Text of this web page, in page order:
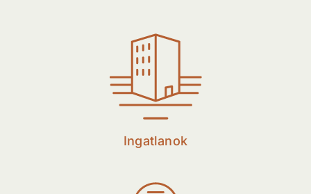
Ingatlanok